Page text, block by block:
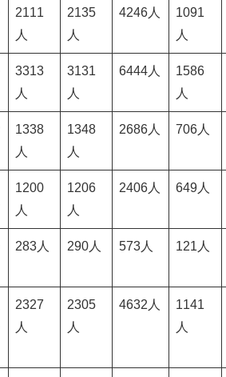
2111
人
2135
人
4246人
1091
人
3313
人
3131
人
6444人
1586
人
1338
人
1348
人
2686人 706人
1200
人
1206
人
2406人 649人
283人 290人 573人 121人
2327
人
2305
人
4632人
1141
人